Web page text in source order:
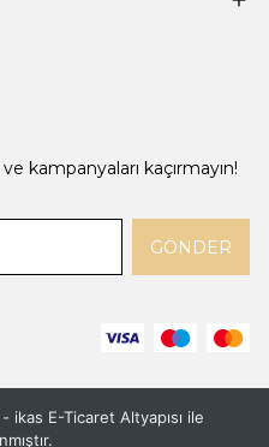
kampanyaları kaçırmayın!
GÖNDER
- ikas E-Ticaret Altyapısı ile